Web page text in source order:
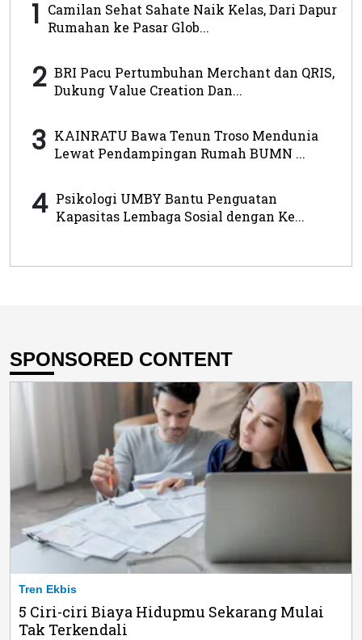
1 Camilan Sehat Sahate Naik Kelas, Dari Dapur
Rumahan ke Pasar Glob...
2 BRI Pacu Pertumbuhan Merchant dan QRIS,
Dukung Value Creation Dan...
3 KAINRATU Bawa Tenun Troso Mendunia
Lewat Pendampingan Rumah BUMN ...
4 Psikologi UMBY Bantu Penguatan
Kapasitas Lembaga Sosial dengan Ke...
SPONSORED CONTENT
Tren Ekbis
5 Ciri-ciri Biaya Hidupmu Sekarang Mulai
Tak Terkendali